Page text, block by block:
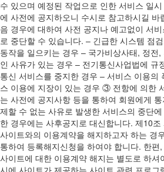
수 있으며 예정된 작업으로 인한 서비스 일
에 사전에 공지하오니 수시로 참고하시길
음 경우에 대하여 사전 공지나 예고없이 서
로 중단할 수 있습니다. – 긴급한 시스템 점
동작을 일으키는 경우 – 국가비상사태, 정전
인 사유가 있는 경우 – 전기통신사업법에 규
통신 서비스를 중지한 경우 – 서비스 이용의
스 이용에 지장이 있는 경우 ③ 전항에 의한
는 사전에 공지사항 등을 통하여 회원에게
제할 수 없는 사유로 발생한 서비스의 중단
한 경우에는 사후공지로 대신합니다. 제10
사이트와의 이용계약을 해지하고자 하는 경
통하여 등록해지신청을 하여야 합니다. 한편
사이트에 대한 이용계약 해지는 별도로 하
시에 사이트가 제공하는 사이트 관련 프로